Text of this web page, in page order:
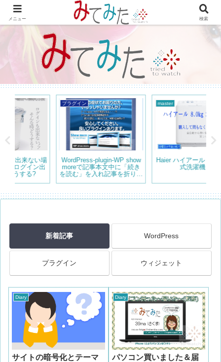
WordPressで綴る情報＆レビュー プラグインの紹介やテーマのカスタマイズ
等も書いてます。
Haier ハイアール 8.0kg 二槽
式洗濯機 ②
WordPress
【備忘録】データ反映されて
ないWordPress Popular
Posts ”Sorry. No data so
新着記事 WordPress
プラグイン ウィジェット
Diary
サイトの暗号化とテーマ
Diary
パソコン買いました＆届
メニュー 検索